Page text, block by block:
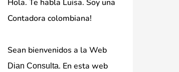
Hola. Te habla Luisa. Soy una
Contadora colombiana!
Sean bienvenidos a la Web
Dian Consulta. En esta web